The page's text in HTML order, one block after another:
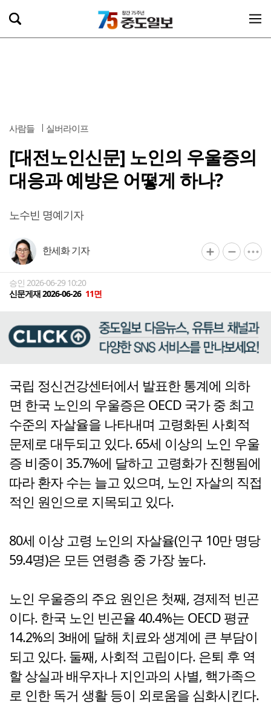
사람들 실버라이프
[대전노인신문] 노인의 우울증의
대응과 예방은 어떻게 하나?
노수빈 명예기자
한세화 기자
승인 2026-06-29 10:20
신문게재 2026-06-26 11면
국립 정신건강센터에서 발표한 통계에 의하
면 한국 노인의 우울증은 OECD 국가 중 최고
수준의 자살율을 나타내며 고령화된 사회적
문제로 대두되고 있다. 65세 이상의 노인 우울
증 비중이 35.7%에 달하고 고령화가 진행됨에
따라 환자 수는 늘고 있으며, 노인 자살의 직접
적인 원인으로 지목되고 있다.
80세 이상 고령 노인의 자살율(인구 10만 명당
59.4명)은 모든 연령층 중 가장 높다.
노인 우울증의 주요 원인은 첫째, 경제적 빈곤
이다. 한국 노인 빈곤율 40.4%는 OECD 평균
14.2%의 3배에 달해 치료와 생계에 큰 부담이
되고 있다. 둘째, 사회적 고립이다. 은퇴 후 역
할 상실과 배우자나 지인과의 사별, 핵가족으
로 인한 독거 생활 등이 외로움을 심화시킨다.